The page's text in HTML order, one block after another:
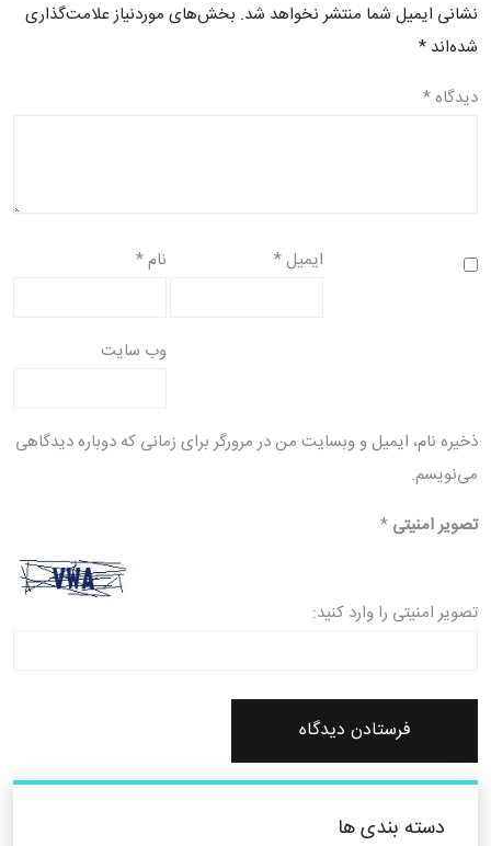
نشانی ایمیل شما منتشر نخواهد شد. بخش‌های موردنیاز علامت‌گذاری
شده‌اند *
دیدگاه *
نام* ایمیل*
وب‌ سایت
ذخیره نام، ایمیل و وبسایت من در مرورگر برای زمانی که دوباره دیدگاهی
می‌نویسم.
تصویر امنیتی *
تصویر امنیتی را وارد کنید:
دسته بندی ها